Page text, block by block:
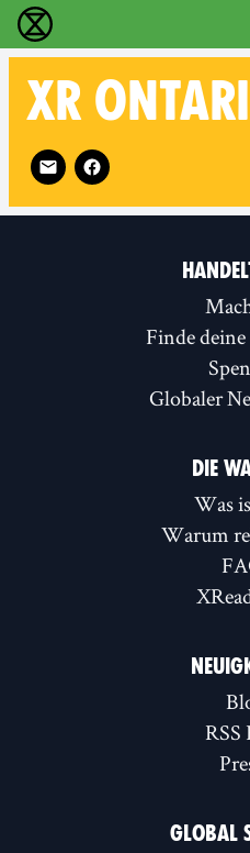
extinction rebellion -
XR
Follow XR Ontario on
Finde
Globaler
DIE
Was
Warum
RSS
GLOBAL